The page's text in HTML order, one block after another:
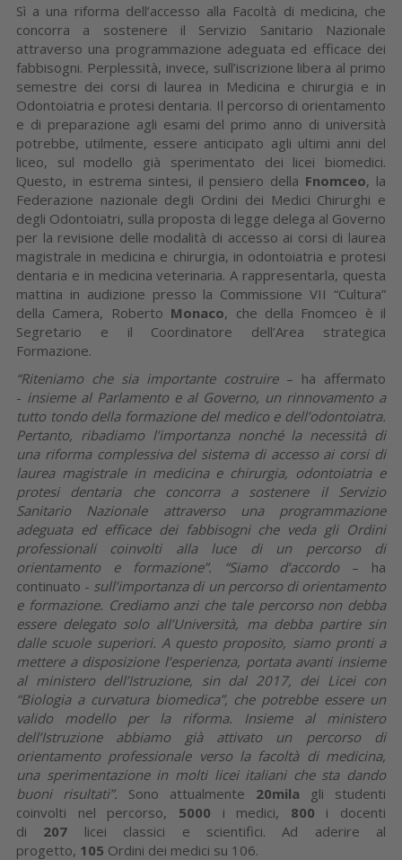
Sì a una riforma dell’accesso alla Facoltà di medicina, che
concorra a sostenere il Servizio Sanitario Nazionale
attraverso una programmazione adeguata ed efficace dei
fabbisogni. Perplessità, invece, sull’iscrizione libera al primo
semestre dei corsi di laurea in Medicina e chirurgia e in
Odontoiatria e protesi dentaria. Il percorso di orientamento
e di preparazione agli esami del primo anno di università
potrebbe, utilmente, essere anticipato agli ultimi anni del
liceo, sul modello già sperimentato dei licei biomedici.
Questo, in estrema sintesi, il pensiero della Fnomceo, la
Federazione nazionale degli Ordini dei Medici Chirurghi e
degli Odontoiatri, sulla proposta di legge delega al Governo
per la revisione delle modalità di accesso ai corsi di laurea
magistrale in medicina e chirurgia, in odontoiatria e protesi
dentaria e in medicina veterinaria. A rappresentarla, questa
mattina in audizione presso la Commissione VII “Cultura”
della Camera, Roberto Monaco, che della Fnomceo è il
Segretario e il Coordinatore dell’Area strategica
Formazione.
“Riteniamo che sia importante costruire– ha affermato
- insieme al Parlamento e al Governo, un rinnovamento a
tutto tondo della formazione del medico e dell’odontoiatra.
Pertanto, ribadiamo l’importanza nonché la necessità di
una riforma complessiva del sistema di accesso ai corsi di
laurea magistrale in medicina e chirurgia, odontoiatria e
protesi dentaria che concorra a sostenere il Servizio
Sanitario Nazionale attraverso una programmazione
adeguata ed efficace dei fabbisogni che veda gli Ordini
professionali coinvolti alla luce di un percorso di
orientamento e formazione”.
“Siamo d’accordo – ha
continuato - sull’importanza di un percorso di orientamento
e formazione. Crediamo anzi che tale percorso non debba
essere delegato solo all’Università, ma debba partire sin
dalle scuole superiori. A questo proposito, siamo pronti a
mettere a disposizione l’esperienza, portata avanti insieme
al ministero dell’Istruzione, sin dal 2017, dei Licei con
“Biologia a curvatura biomedica”, che potrebbe essere un
valido modello per la riforma. Insieme al ministero
dell’Istruzione abbiamo già attivato un percorso di
orientamento professionale verso la facoltà di medicina,
una sperimentazione in molti licei italiani che sta dando
buoni risultati”. Sono attualmente 20mila gli studenti
coinvolti nel percorso, 5000 i medici, 800 i docenti
di 207 licei classici e scientifici. Ad aderire al
progetto, 105 Ordini dei medici su 106.